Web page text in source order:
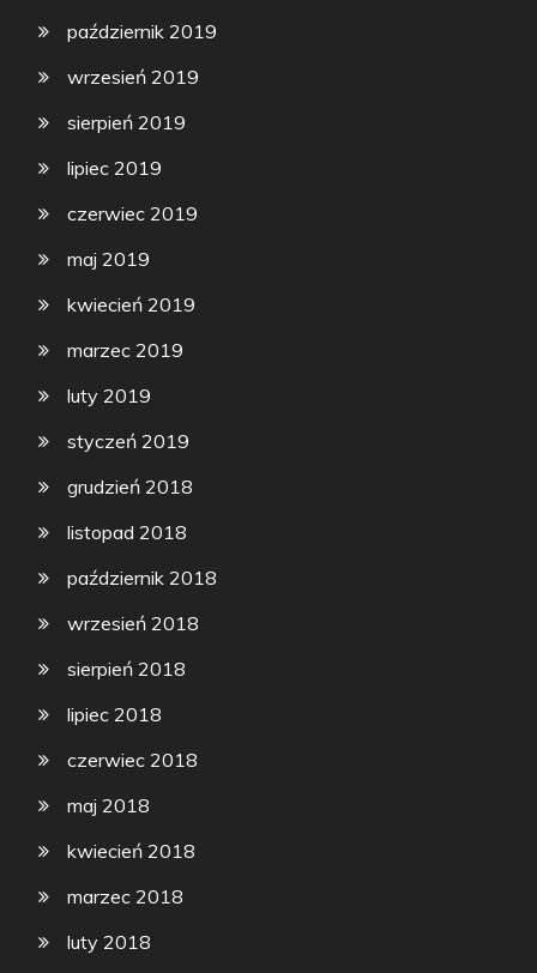
październik 2019
wrzesień 2019
sierpień 2019
lipiec 2019
czerwiec 2019
maj 2019
kwiecień 2019
marzec 2019
luty 2019
styczeń 2019
grudzień 2018
listopad 2018
październik 2018
wrzesień 2018
sierpień 2018
lipiec 2018
czerwiec 2018
maj 2018
kwiecień 2018
marzec 2018
luty 2018